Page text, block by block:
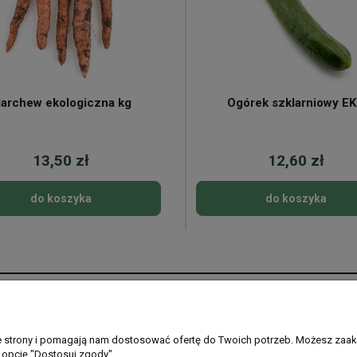
ekologiczna kg
13,50 zł
do koszyka
Ogórek szklarniowy
12,60 zł
do koszyka
Formy płatności
Regulamin sklepu
i pomagają nam dostosować ofertę do Twoich potrzeb. Możesz
"Dostosuj zgody".